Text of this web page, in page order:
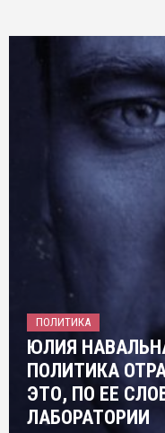
ПОЛИТИКА
ЮЛИЯ
ПОЛИТИКА
ЭТО, ПО ЕЕ
ЛАБОРАТОРИИ